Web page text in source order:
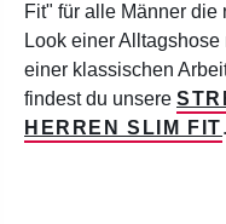
Fit" für alle Männer die
Look einer
einer klassischen
findest du unsere
HERREN SLIM FIT.